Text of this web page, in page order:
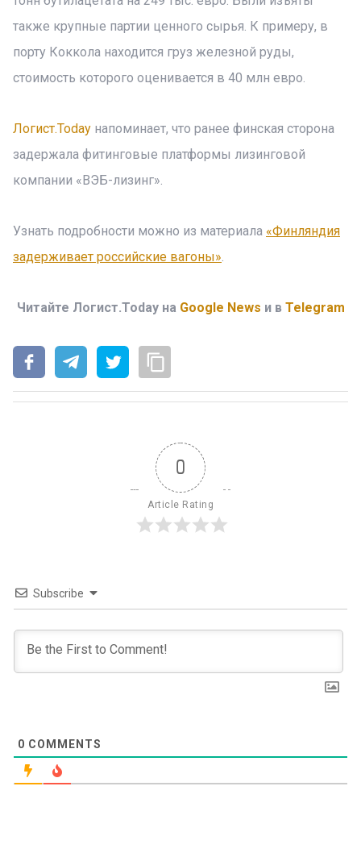
также крупные партии ценного сырья. К примеру, в
порту Коккола находится груз железной руды,
стоимость которого оценивается в 40 млн евро.
Логист.Today напоминает, что ранее финская сторона
задержала фитинговые платформы лизинговой
компании «ВЭБ-лизинг».
Узнать подробности можно из материала «Финляндия
задерживает российские вагоны».
Читайте Логист.Today на Google News и в Telegram
0
Article Rating
Subscribe
0 COMMENTS